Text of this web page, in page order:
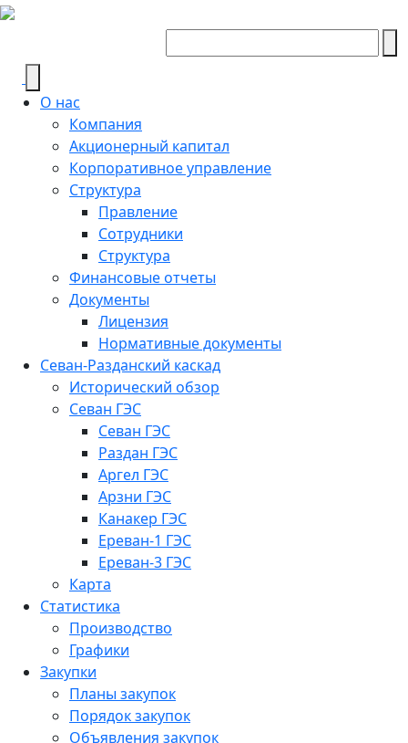
О нас
Компания
Акционерный капитал
Корпоративное управление
Структура
Правление
Сотрудники
Структура
Финансовые отчеты
Документы
Лицензия
Нормативные документы
Севан-Разданский каскад
Исторический обзор
Севан ГЭС
Севан ГЭС
Раздан ГЭС
Аргел ГЭС
Арзни ГЭС
Канакер ГЭС
Ереван-1 ГЭС
Ереван-3 ГЭС
Карта
Статистика
Производство
Графики
Закупки
Планы закупок
Порядок закупок
Объявления закупок